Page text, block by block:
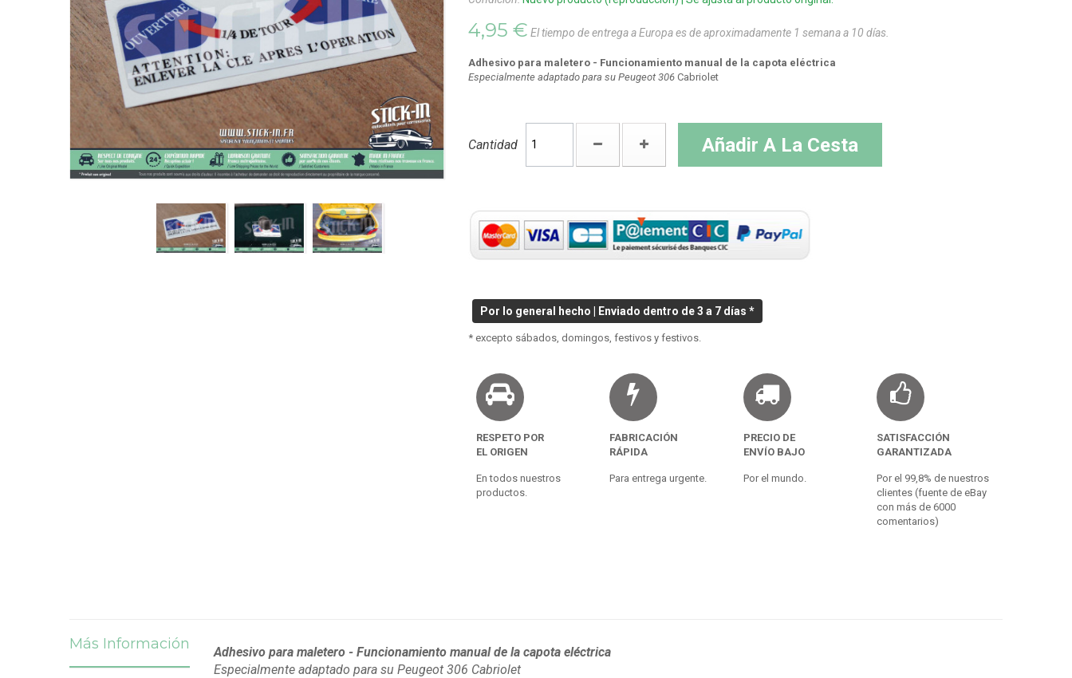
4,95 € El tiempo de entrega a Europa es de aproximadamente 1 semana a 10 días.
Adhesivo para maletero - Funcionamiento manual de la capota eléctrica
Especialmente adaptado para su Peugeot 306 Cabriolet
Cantidad Añadir A La Cesta
Por lo general hecho | Enviado dentro de 3 a 7 días *
* excepto sábados, domingos, festivos y festivos.
RESPETO POR
EL ORIGEN
En todos nuestros
productos.
FABRICACIÓN
RÁPIDA
Para entrega urgente.
PRECIO DE
ENVÍO BAJO
Por el mundo.
SATISFACCIÓN
GARANTIZADA
Por el 99,8% de nuestros
clientes (fuente de eBay
con más de 6000
comentarios)
Más Información
Adhesivo para maletero - Funcionamiento manual de la capota eléctrica
Especialmente adaptado para su Peugeot 306 Cabriolet